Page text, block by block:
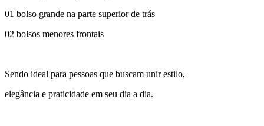
01 bolso grande na parte superior de trás
02 bolsos menores frontais
Sendo ideal para pessoas que buscam unir estilo,
elegância e praticidade em seu dia a dia.